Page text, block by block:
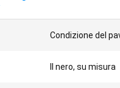
Condizione del
Il nero, su misura